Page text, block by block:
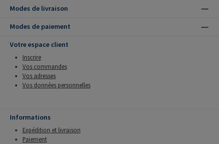
Modes de livraison
Modes de paiement
Votre espace client
Inscrire
Vos commandes
Vos adresses
Vos données personnelles
Informations
Expédition et livraison
Paiement